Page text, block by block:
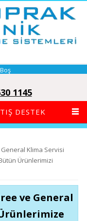
1145
DESTEK
Klima Servisi
Ürünlerimizi
ve General